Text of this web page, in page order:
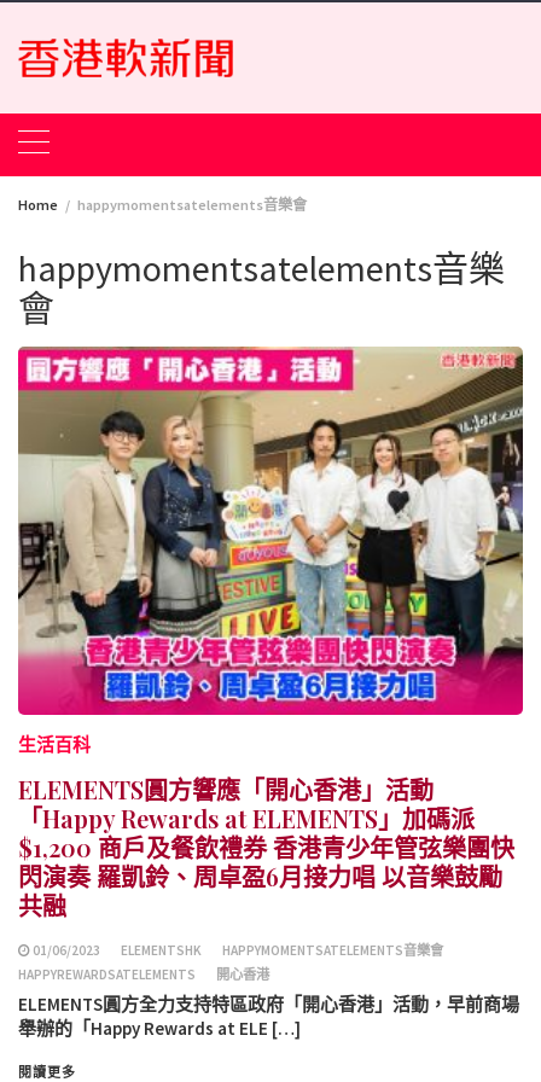
Skip
content
Home happymomentsatelements音樂會
happymomentsatelements音樂
會
生活百科
ELEMENTS圓方響應「開心香港」活動
「Happy Rewards at ELEMENTS」加碼派
$1,200 商戶及餐飲禮券 香港青少年管弦樂團快
閃演奏 羅凱鈴、周卓盈6月接力唱 以音樂鼓勵
共融
01/06/2023 ELEMENTSHK
HAPPYMOMENTSATELEMENTS音樂會
HAPPYREWARDSATELEMENTS
開心香港
ELEMENTS圓方全力支持特區政府「開心香港」活動，早前商場
舉辦的「Happy Rewards at ELE […]
閱讀更多